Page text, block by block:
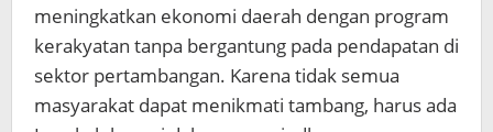
meningkatkan ekonomi daerah dengan program
kerakyatan tanpa bergantung pada pendapatan di
sektor pertambangan. Karena tidak semua
masyarakat dapat menikmati tambang, harus ada